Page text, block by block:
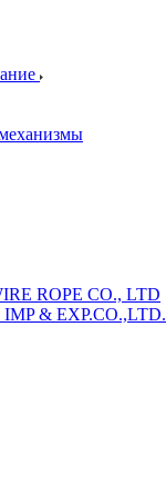
ROPE CO., LTD
& EXP.CO.,LTD.